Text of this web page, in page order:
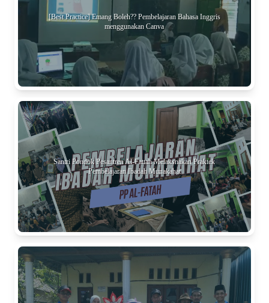
[Best Practice] Emang Boleh?? Pembelajaran Bahasa Inggris
menggunakan Canva
Santri Pondok Pesantren Al-Fattah Melaksnakan Praktek
Pembelajaran Ibadah Munakahat